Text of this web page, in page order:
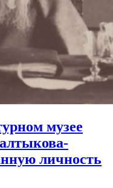
музее
личность